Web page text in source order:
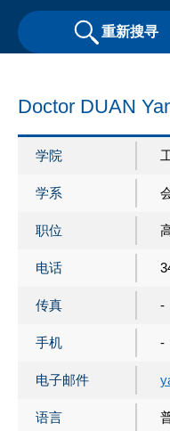
重新搜寻
Doctor DUAN
学院
学系
职位
电话
传真 -
手机 -
电子邮件
语言